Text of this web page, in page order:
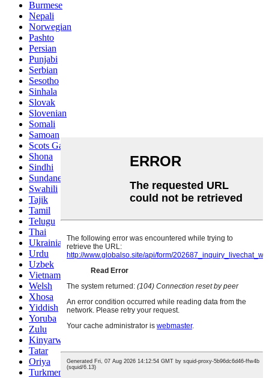
Burmese
Nepali
Norwegian
Pashto
Persian
Punjabi
Serbian
Sesotho
Sinhala
Slovak
Slovenian
Somali
Samoan
Scots Gaelic
Shona
Sindhi
Sundanese
Swahili
Tajik
Tamil
Telugu
Thai
Ukrainian
Urdu
Uzbek
Vietnamese
Welsh
Xhosa
Yiddish
Yoruba
Zulu
Kinyarwanda
Tatar
Oriya
Turkmen